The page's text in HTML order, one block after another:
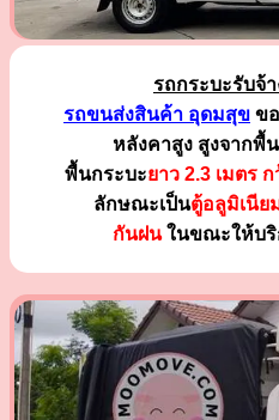
รถกระบะรับจ้า
รถขนส่งสินค้า อุดมสุข ข
หลังคาสูง สูงจากพื้
พื้นกระบะยาว 2.3 เมตร ก
ลักษณะเป็นตู้อลูมิเนีย
กันฝนในขณะให้บริ